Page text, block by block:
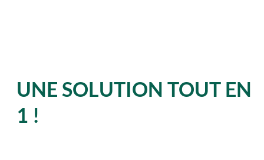
UNE SOLUTION TOUT EN
1 !